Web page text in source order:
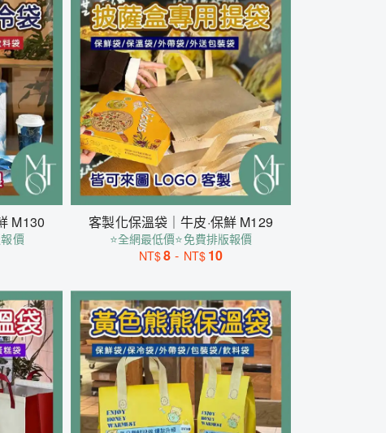
M130
價
客製化保溫袋｜牛皮·保鮮 M129
⭐全網最低價⭐免費排版報價
NT$8 - NT$ 10